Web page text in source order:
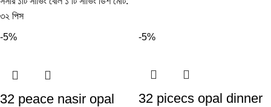
৩২ পিস
-5%
32 peace nasir opal
-5%
32 picecs opal dinner